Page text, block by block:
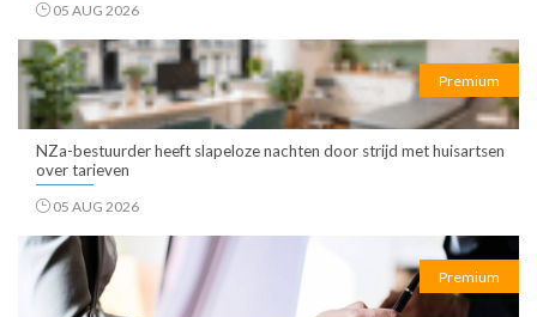
05 AUG 2026
Premium
NZa-bestuurder heeft slapeloze nachten door strijd met huisartsen
over tarieven
05 AUG 2026
Premium